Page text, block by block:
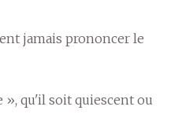
jamais prononcer le
qu'il soit quiescent ou